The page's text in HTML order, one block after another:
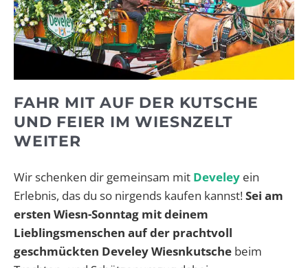
FAHR MIT AUF DER KUTSCHE
UND FEIER IM WIESNZELT
WEITER
Wir schenken dir gemeinsam mit Develey ein
Erlebnis, das du so nirgends kaufen kannst!Sei am
ersten Wiesn-Sonntag mit deinem
Lieblingsmenschen auf der prachtvoll
geschmückten Develey Wiesnkutsche beim